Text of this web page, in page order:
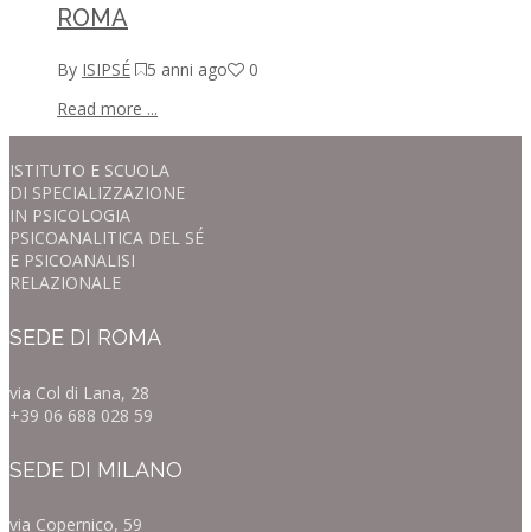
ROMA
By ISIPSÉ 5 anni ago
0
Read more ...
ISTITUTO E SCUOLA
DI SPECIALIZZAZIONE
IN PSICOLOGIA
PSICOANALITICA DEL SÉ
E PSICOANALISI
RELAZIONALE
SEDE DI ROMA
via Col di Lana, 28
+39 06 688 028 59
SEDE DI MILANO
via Copernico, 59